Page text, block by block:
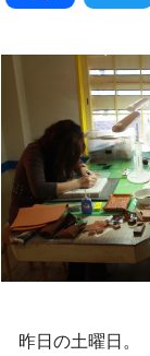
c
e
b
昨日の土曜日。